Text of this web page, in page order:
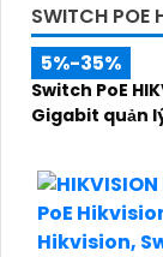
SWITCH POE
5%-35%
Switch PoE
Gigabit quản